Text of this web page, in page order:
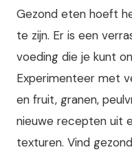
Gezond eten hoeft
te zijn. Er is een
voeding die je kunt
Experimenteer met
en fruit, granen,
nieuwe recepten uit
texturen. Vind